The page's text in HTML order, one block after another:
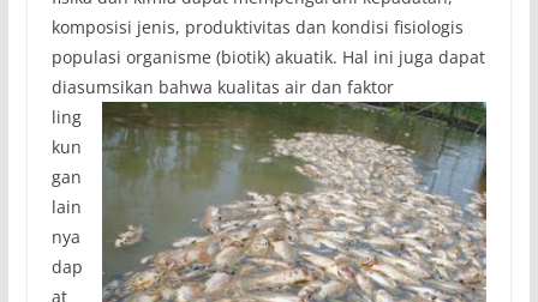
komposisi jenis, produktivitas dan kondisi fisiologis
populasi organisme (biotik) akuatik. Hal ini juga dapat
diasumsikan bahwa kualitas air dan faktor
ling
kun
gan
lain
nya
dap
at